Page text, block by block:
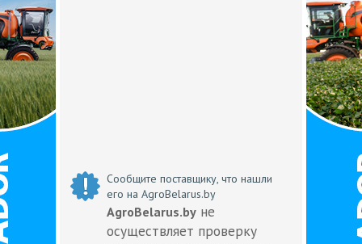
Сообщите поставщику, что нашли
его на AgroBelarus.by
AgroBelarus.by не
осуществляет проверку